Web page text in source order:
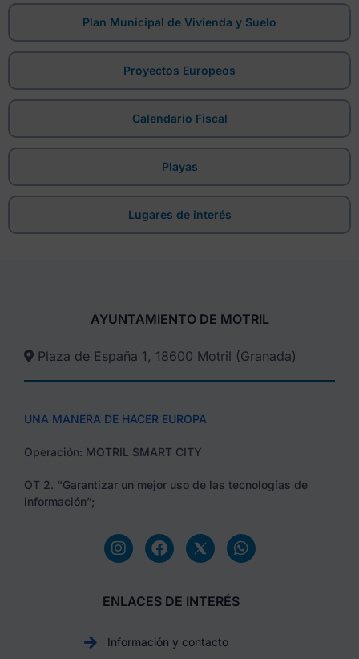
Plan Municipal de Vivienda y Suelo
Proyectos Europeos
Calendario Fiscal
Playas
Lugares de interés
AYUNTAMIENTO DE MOTRIL
Plaza de España 1, 18600 Motril (Granada)​
UNA MANERA DE HACER EUROPA
Operación: MOTRIL SMART CITY
OT 2. “Garantizar un mejor uso de las tecnologías de
información”;
ENLACES DE INTERÉS
Información y contacto